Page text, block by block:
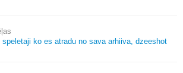
speletaji ko es atradu no sava arhiiva, dzeeshot